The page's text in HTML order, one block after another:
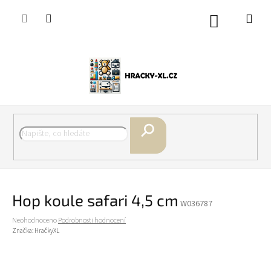
Nákupní
Hop koule safari 4,5 cm W036787
Průměrné
hodnocení
NeohodnocenoPodrobnosti hodnocení
Značka: HračkyXL